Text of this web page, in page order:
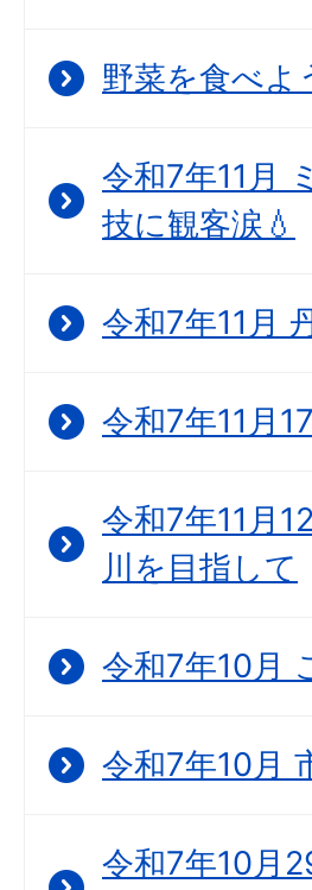
野菜を食べ
令和7年11月
技に観客涙💧
令和7年11月
令和7年11月
令和7年11月
川を目指して
令和7年10月
令和7年10月
令和7年10月